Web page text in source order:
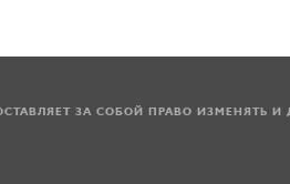
ЗА СОБОЙ ПРАВО ИЗМЕНЯТЬ